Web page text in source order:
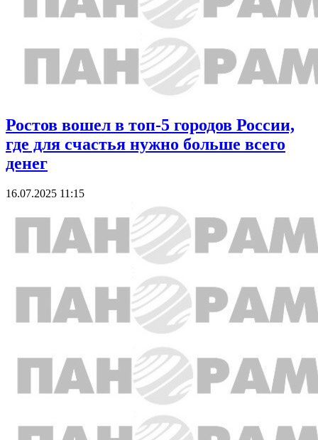
Ростов вошел в топ-5 городов России,
где для счастья нужно больше всего
денег
16.07.2025 11:15